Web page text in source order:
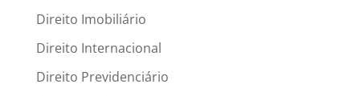
Direito Imobiliário
Direito Internacional
Direito Previdenciário